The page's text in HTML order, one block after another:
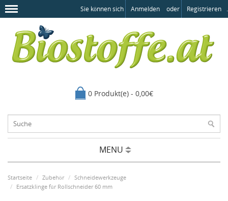
Sie können sich Anmelden oder Registrieren .
0 Produkt(e) - 0,00€
MENU
Startseite Zubehör
Schneidewerkzeuge
Ersatzklinge für Rollschneider 60 mm